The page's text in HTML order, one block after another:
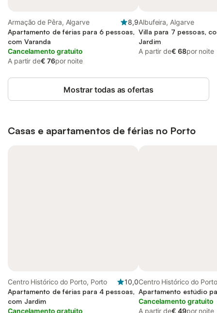
Armação de Pêra, Algarve
8,9
Apartamento de férias para 6 pessoas,
com Varanda
Cancelamento gratuito
A partir de€ 76por noite
Albufeira, Algarve
Villa para 7 pessoas,
Jardim
A partir de€ 68por noite
Mostrar todas as ofertas
Casas e apartamentos de férias no Porto
Centro Histórico do Porto, Porto
10,0
Apartamento de férias para 4 pessoas,
com Jardim
Cancelamento gratuito
Centro Histórico do
Apartamento estúdio
Cancelamento gratuito
A partir de€ 49por noite